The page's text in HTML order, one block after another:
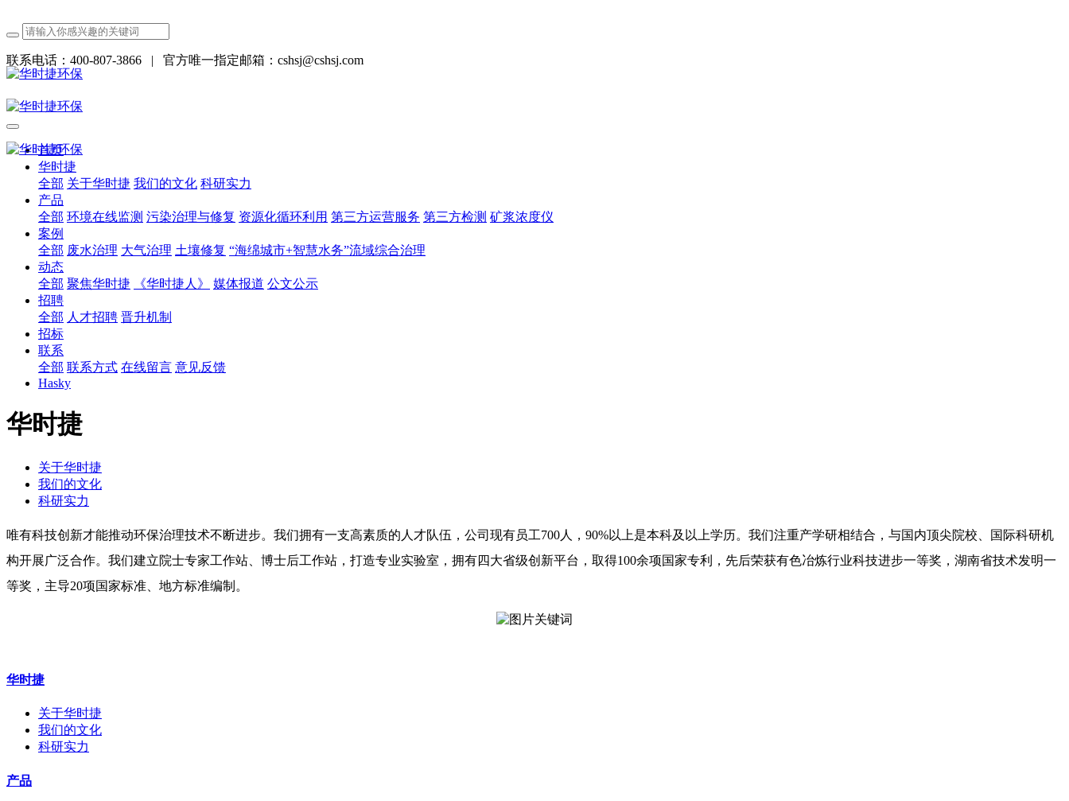
联系电话：400-807-3866 | 官方唯一指定邮箱：cshsj@cshsj.com
首页
华时捷
全部 关于华时捷 我们的文化 科研实力
产品
全部 环境在线监测 污染治理与修复 资源化循环利用 第三方运营服务 第三方检测 矿浆浓度仪
案例
全部 废水治理 大气治理 土壤修复 “海绵城市+智慧水务”流域综合治理
动态
全部 聚焦华时捷 《华时捷人》 媒体报道 公文公示
招聘
全部 人才招聘 晋升机制
招标
联系
全部 联系方式 在线留言 意见反馈
Hasky
华时捷
关于华时捷
我们的文化
科研实力
唯有科技创新才能推动环保治理技术不断进步。我们拥有一支高素质的人才队伍，公司现有员工700人，90%以上是本科及以上学历。我们注重产学研相结合，与国内顶尖院校、国际科研机
构开展广泛合作。我们建立院士专家工作站、博士后工作站，打造专业实验室，拥有四大省级创新平台，取得100余项国家专利，先后荣获有色冶炼行业科技进步一等奖，湖南省技术发明一
等奖，主导20项国家标准、地方标准编制。
华时捷
关于华时捷
我们的文化
科研实力
产品